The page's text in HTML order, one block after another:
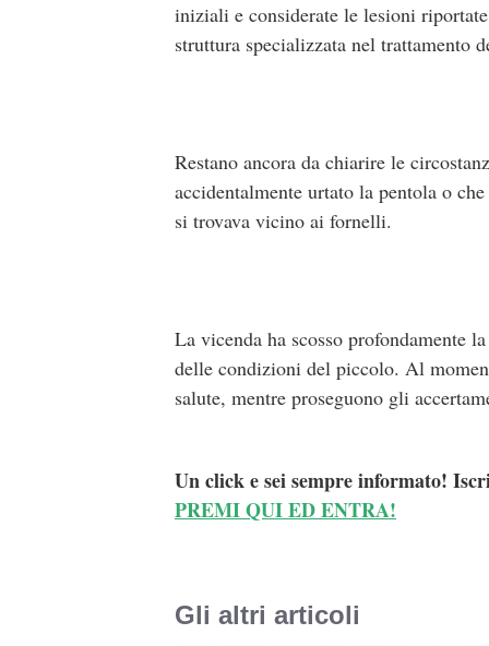
iniziali e considerate le lesioni
struttura specializzata nel trattamento
Restano ancora da chiarire le
accidentalmente urtato la pentola o
si trovava vicino ai fornelli.
La vicenda ha scosso profondamente
delle condizioni del piccolo. Al
salute, mentre proseguono gli
Un click e sei sempre informato!
PREMI QUI ED ENTRA!
Gli altri articoli